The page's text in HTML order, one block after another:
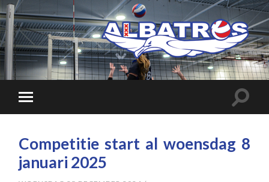
Competitie start al woensdag 8
januari 2025